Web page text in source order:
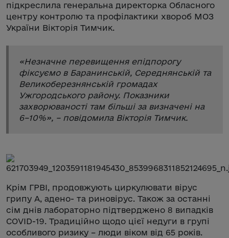
підкреслила генеральна директорка Обласного
центру контролю та профілактики хвороб МОЗ
України Вікторія Тимчик.
«Незначне перевищення епідпорогу
фіксуємо в Баранинській, Середнянській та
Великоберезнянській громадах
Ужгородського району. Показники
захворюваності там більші за визначені на
6–10%», – повідомила Вікторія Тимчик.
Крім ГРВІ, продовжують циркулювати вірус
грипу А, адено- та риновірус. Також за останні
сім днів лабораторно підтверджено 8 випадків
COVID-19. Традиційно щодо цієї недуги в групі
особливого ризику – люди віком від 65 років.